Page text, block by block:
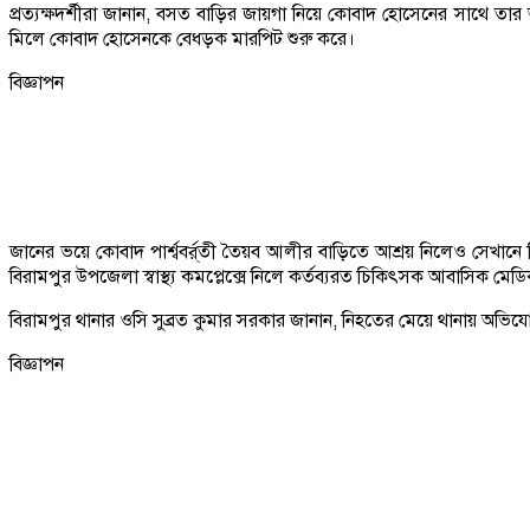
প্রত্যক্ষদর্শীরা জানান, বসত বাড়ির জায়গা নিয়ে কোবাদ হোসেনের
মিলে কোবাদ হোসেনকে বেধড়ক মারপিট শুরু করে।
বিজ্ঞাপন
জানের ভয়ে কোবাদ পার্শ্ববর্র্তী তৈয়ব আলীর বাড়িতে আশ্রয় নিলেও
বিরামপুর উপজেলা স্বাস্থ্য কমপ্লেক্সে নিলে কর্তব্যরত চিকিৎসক আবাসিক
বিরামপুর থানার ওসি সুব্রত কুমার সরকার জানান, নিহতের মেয়ে থানায়
বিজ্ঞাপন